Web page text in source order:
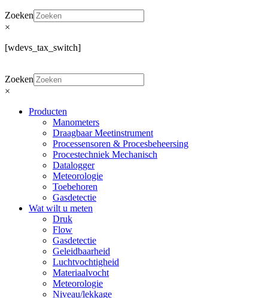
Zoeken
×
[wdevs_tax_switch]
Zoeken
×
Producten
Manometers
Draagbaar Meetinstrument
Processensoren & Procesbeheersing
Procestechniek Mechanisch
Datalogger
Meteorologie
Toebehoren
Gasdetectie
Wat wilt u meten
Druk
Flow
Gasdetectie
Geleidbaarheid
Luchtvochtigheid
Materiaalvocht
Meteorologie
Niveau/lekkage